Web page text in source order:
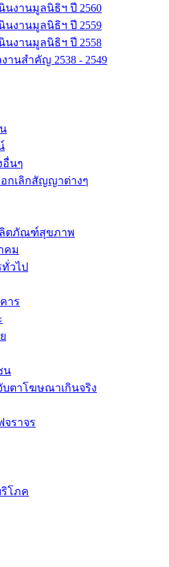
นงานมูลนิธิฯ ปี 2560
นงานมูลนิธิฯ ปี 2559
นงานมูลนิธิฯ ปี 2558
านสำคัญ 2538 - 2549
อื่นๆ
กเลิกสัญญาต่างๆ
ลิตภัณฑ์สุขภาพ
คม
วไป
าร
น
บตาโฆษณาเกินจริง
ราจร
โภค